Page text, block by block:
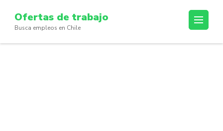
content
(Press
Ofertas de trabajo
Busca empleos en Chile